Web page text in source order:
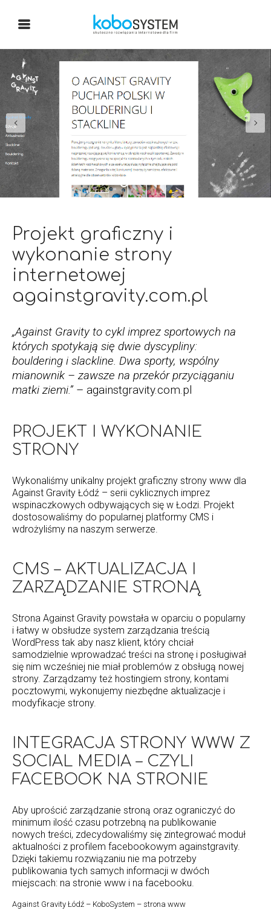
Projekt graficzny i
wykonanie strony
internetowej
againstgravity.com.pl
„Against Gravity to cykl imprez sportowych na
których spotykają się dwie dyscypliny:
bouldering i slackline. Dwa sporty, wspólny
mianownik – zawsze na przekór przyciąganiu
matki ziemi.”– againstgravity.com.pl
PROJEKT I WYKONANIE
STRONY
Wykonaliśmy unikalny projekt graficzny strony www dla
Against Gravity Łódź – serii cyklicznych imprez
wspinaczkowych odbywających się w Łodzi. Projekt
dostosowaliśmy do popularnej platformy CMS i
wdrożyliśmy na naszym serwerze.
CMS – AKTUALIZACJA I
ZARZĄDZANIE STRONĄ
Strona Against Gravity powstała w oparciu o popularny
i łatwy w obsłudze system zarządzania treścią
WordPress tak aby nasz klient, który chciał
samodzielnie wprowadzać treści na stronę i posługiwał
się nim wcześniej nie miał problemów z obsługą nowej
strony. Zarządzamy też hostingiem strony, kontami
pocztowymi, wykonujemy niezbędne aktualizacje i
modyfikacje strony.
INTEGRACJA STRONY WWW Z
SOCIAL MEDIA – CZYLI
FACEBOOK NA STRONIE
Aby uprościć zarządzanie stroną oraz ograniczyć do
minimum ilość czasu potrzebną na publikowanie
nowych treści, zdecydowaliśmy się zintegrować moduł
aktualności z profilem facebookowym againstgravity.
Dzięki takiemu rozwiązaniu nie ma potrzeby
publikowania tych samych informacji w dwóch
miejscach: na stronie www i na facebooku.
Against Gravity Łódź – KoboSystem – strona www